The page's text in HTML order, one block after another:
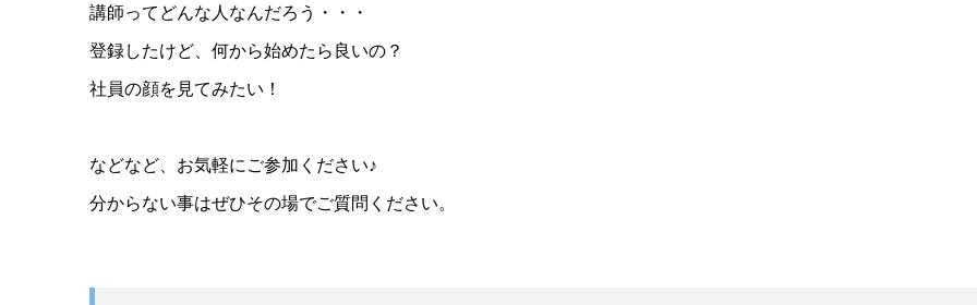
講師ってどんな人なんだろう・・・
登録したけど、何から始めたら良いの？
社員の顔を見てみたい！
などなど、お気軽にご参加ください♪
分からない事はぜひその場でご質問ください。